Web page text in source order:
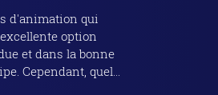
d'animation qui
option
et dans la bonne
Cependant, quel...